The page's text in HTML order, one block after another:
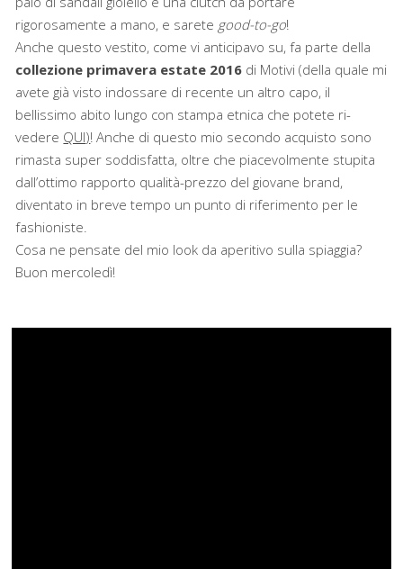
rigorosamente a mano, e sarete good-to-go!
Anche questo vestito, come vi anticipavo su, fa parte della
collezione primavera estate 2016 di Motivi (della quale mi
avete già visto indossare di recente un altro capo, il
bellissimo abito lungo con stampa etnica che potete ri-
vedere QUI)! Anche di questo mio secondo acquisto sono
rimasta super soddisfatta, oltre che piacevolmente stupita
dall’ottimo rapporto qualità-prezzo del giovane brand,
diventato in breve tempo un punto di riferimento per le
fashioniste.
Cosa ne pensate del mio look da aperitivo sulla spiaggia?
Buon mercoledì!